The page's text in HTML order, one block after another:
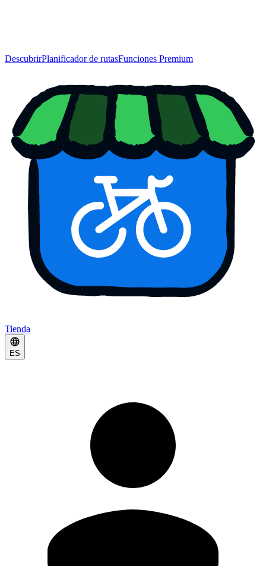
DescubrirPlanificador de rutasFunciones Premium
Tienda
ES